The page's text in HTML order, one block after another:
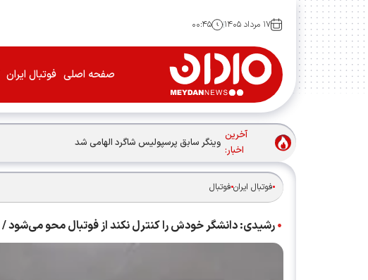
۱۷ مرداد ۱۴۰۵ ۰۰:۴۵
صفحه اصلی فوتبال ایران
آخرین
اخبار:
وینگر سابق پرسپولیس شاگرد الهامی شد
فوتبال ایران فوتبال
رشیدی: دانشگر خودش را کنترل نکند از فوتبال محو می‌‎شود / همدلی بازیکنان امتیاز مثبتی است